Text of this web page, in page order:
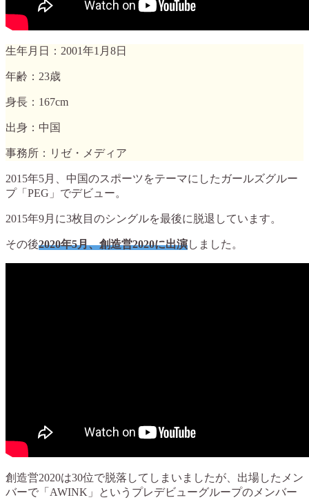
生年月日：2001年1月8日
年齢：23歳
身長：167cm
出身：中国
事務所：リゼ・メディア
2015年5月、中国のスポーツをテーマにしたガールズグルー
プ「PEG」でデビュー。
2015年9月に3枚目のシングルを最後に脱退しています。
その後2020年5月、創造営2020に出演しました。
創造営2020は30位で脱落してしまいましたが、出場したメン
バーで「AWINK」というプレデビューグループのメンバー